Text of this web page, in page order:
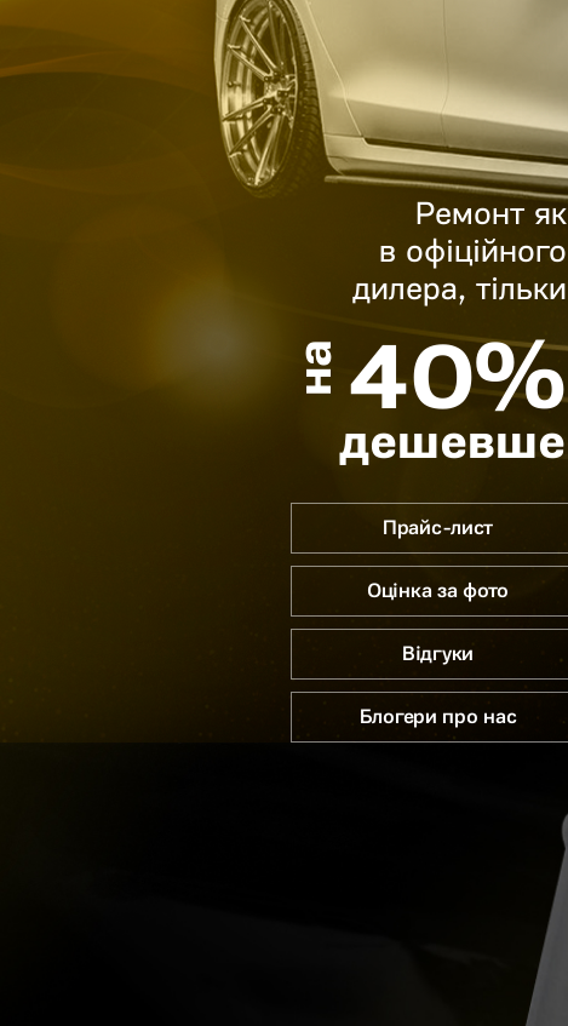
Ремонт як
в офіційного
дилера, тільки
на 40%
дешевше
Прайс-лист
Оцінка за фото
Відгуки
Блогери про нас